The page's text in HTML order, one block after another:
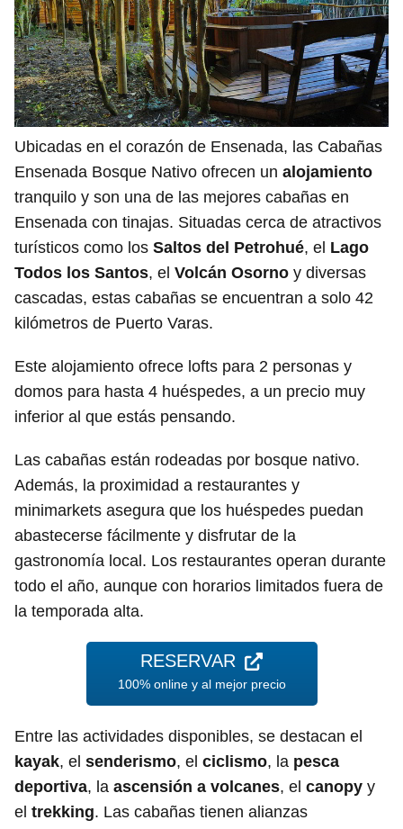
Ubicadas en el corazón de Ensenada, las Cabañas
Ensenada Bosque Nativo ofrecen un alojamiento
tranquilo y son una de las mejores cabañas en
Ensenada con tinajas. Situadas cerca de atractivos
turísticos como los Saltos del Petrohué, el Lago
Todos los Santos, el Volcán Osorno y diversas
cascadas, estas cabañas se encuentran a solo 42
kilómetros de Puerto Varas.
Este alojamiento ofrece lofts para 2 personas y
domos para hasta 4 huéspedes, a un precio muy
inferior al que estás pensando.
Las cabañas están rodeadas por bosque nativo.
Además, la proximidad a restaurantes y
minimarkets asegura que los huéspedes puedan
abastecerse fácilmente y disfrutar de la
gastronomía local. Los restaurantes operan durante
todo el año, aunque con horarios limitados fuera de
la temporada alta.
RESERVAR
100% online y al mejor precio
Entre las actividades disponibles, se destacan el
kayak, el senderismo, el ciclismo, la pesca
deportiva, la ascensión a volcanes, el canopy y
el trekking. Las cabañas tienen alianzas